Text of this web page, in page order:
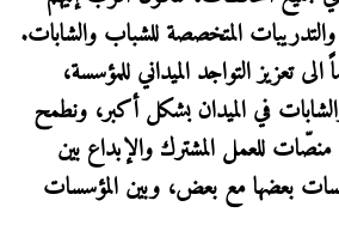
المتخصصة للشباب والشابات.
تعزيز التواجد الميداني للمؤسسة،
في الميدان بشكل أكبر، ونطمح
للعمل المشترك والإبداع بين
بعضها مع بعض، وبين المؤسسات